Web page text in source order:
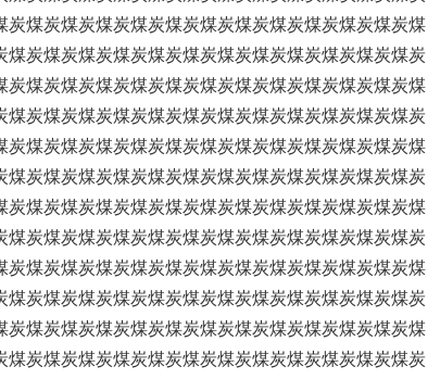
煤炭煤炭煤炭煤炭煤炭煤炭煤炭煤炭煤炭煤炭煤炭煤
炭煤炭煤炭煤炭煤炭煤炭煤炭煤炭煤炭煤炭煤炭煤炭
煤炭煤炭煤炭煤炭煤炭煤炭煤炭煤炭煤炭煤炭煤炭煤
炭煤炭煤炭煤炭煤炭煤炭煤炭煤炭煤炭煤炭煤炭煤炭
煤炭煤炭煤炭煤炭煤炭煤炭煤炭煤炭煤炭煤炭煤炭煤
炭煤炭煤炭煤炭煤炭煤炭煤炭煤炭煤炭煤炭煤炭煤炭
煤炭煤炭煤炭煤炭煤炭煤炭煤炭煤炭煤炭煤炭煤炭煤
炭煤炭煤炭煤炭煤炭煤炭煤炭煤炭煤炭煤炭煤炭煤炭
煤炭煤炭煤炭煤炭煤炭煤炭煤炭煤炭煤炭煤炭煤炭煤
炭煤炭煤炭煤炭煤炭煤炭煤炭煤炭煤炭煤炭煤炭煤炭
煤炭煤炭煤炭煤炭煤炭煤炭煤炭煤炭煤炭煤炭煤炭煤
炭煤炭煤炭煤炭煤炭煤炭煤炭煤炭煤炭煤炭煤炭煤炭